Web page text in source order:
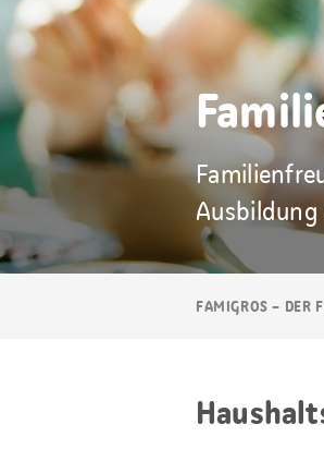
FAMIGROS – DER